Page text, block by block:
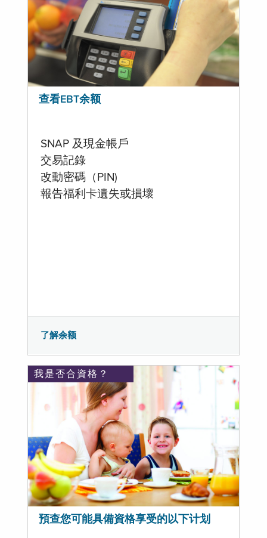
查看EBT余额
SNAP 及現金帳戶
交易記錄
改動密碼（PIN)
報告福利卡遺失或損壞
了解余额
我是否合資格？
預查您可能具備資格享受的以下计划